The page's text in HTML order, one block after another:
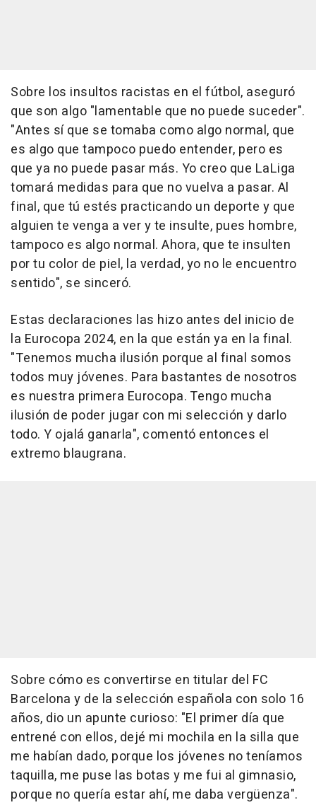
Sobre los insultos racistas en el fútbol, aseguró
que son algo "lamentable que no puede suceder".
"Antes sí que se tomaba como algo normal, que
es algo que tampoco puedo entender, pero es
que ya no puede pasar más. Yo creo que LaLiga
tomará medidas para que no vuelva a pasar. Al
final, que tú estés practicando un deporte y que
alguien te venga a ver y te insulte, pues hombre,
tampoco es algo normal. Ahora, que te insulten
por tu color de piel, la verdad, yo no le encuentro
sentido", se sinceró.
Estas declaraciones las hizo antes del inicio de
la Eurocopa 2024, en la que están ya en la final.
"Tenemos mucha ilusión porque al final somos
todos muy jóvenes. Para bastantes de nosotros
es nuestra primera Eurocopa. Tengo mucha
ilusión de poder jugar con mi selección y darlo
todo. Y ojalá ganarla", comentó entonces el
extremo blaugrana.
Sobre cómo es convertirse en titular del FC
Barcelona y de la selección española con solo 16
años, dio un apunte curioso: "El primer día que
entrené con ellos, dejé mi mochila en la silla que
me habían dado, porque los jóvenes no teníamos
taquilla, me puse las botas y me fui al gimnasio,
porque no quería estar ahí, me daba vergüenza".